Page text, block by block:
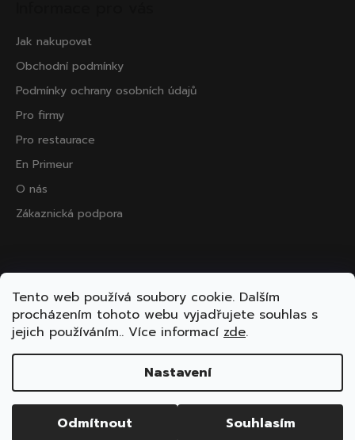
Tento web používá soubory cookie. Dalším
procházením tohoto webu vyjadřujete souhlas s
jejich používáním.. Více informací zde.
Nastavení
Odmítnout Souhlasím
Jak nakupovat
Obchodní podmínky
Podmínky ochrany osobních údajů
Pro firmy
Pro restaurace
En Primeur
O nás
Zákaznická podpora
Přijímáme online platby
Copyright 2026ooo.wine. Všechna práva vyhrazena.
Upravit nastavení cookies